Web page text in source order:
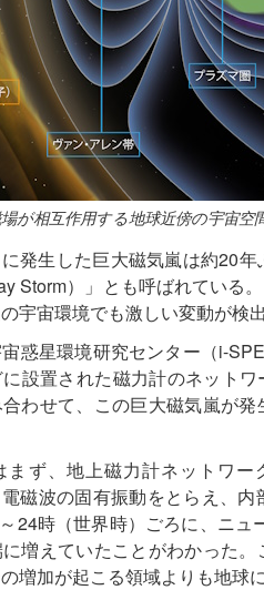
が相互作用する地球近傍の宇宙
発生した巨大磁気嵐は約20
Storm）」とも呼ばれている。
宇宙環境でも激しい変動が検出
惑星環境研究センター（i-
設置された磁力計のネット
わせて、この巨大磁気嵐が
まず、地上磁力計ネットワ
電磁波の固有振動をとらえ、
24時（世界時）ごろに、ニ
増えていたことがわかった
増加が起こる領域よりも地球